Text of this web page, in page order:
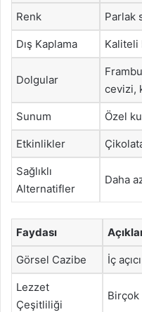
Renk Parlak
Dış Kaplama Kaliteli
Dolgular
cevizi,
Sunum Özel
Etkinlikler
Sağlıklı
Alternatifler
Daha
Faydası
Görsel Cazibe İç
Lezzet
Çeşitliliği